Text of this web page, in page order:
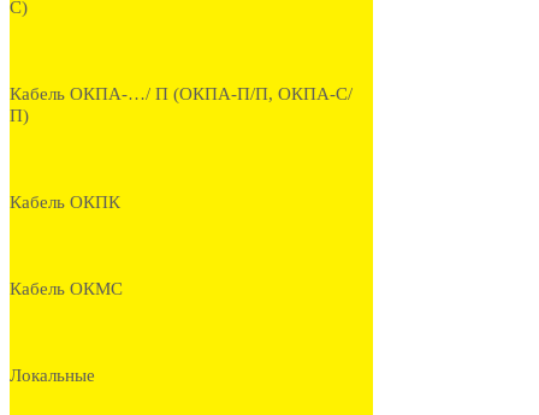
С)
Кабель ОКПА-…/ П (ОКПА-П/П, ОКПА-С/
П)
Кабель ОКПК
Кабель ОКМС
Локальные